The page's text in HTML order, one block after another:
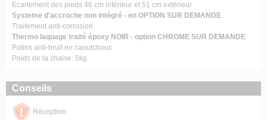
Ecartement des pieds 46 cm intérieur et 51 cm extérieur
Systeme d'accroche non intégré - en OPTION SUR DEMANDE
Traitement anti-corrosion
Thermo laquage traité époxy NOIR - option CHROME SUR DEMANDE
Patins anti-bruit en caoutchouc
Poids de la chaise: 5kg
Conseils
Réception